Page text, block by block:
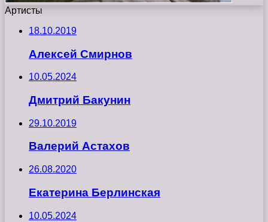
Артисты
18.10.2019
Алексей Смирнов
10.05.2024
Дмитрий Бакунин
29.10.2019
Валерий Астахов
26.08.2020
Екатерина Берлинская
10.05.2024